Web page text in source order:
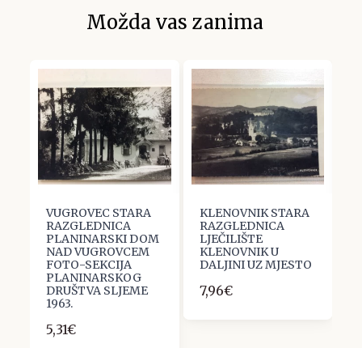
Možda vas zanima
VUGROVEC STARA
RAZGLEDNICA
PLANINARSKI DOM
NAD VUGROVCEM
FOTO-SEKCIJA
PLANINARSKOG
DRUŠTVA SLJEME
1963.
5,31€
KLENOVNIK STARA
RAZGLEDNICA
LJEČILIŠTE
KLENOVNIK U
DALJINI UZ MJESTO
7,96€